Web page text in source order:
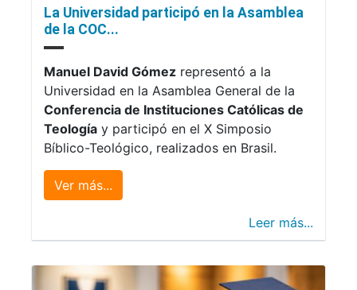
La Universidad participó en la Asamblea
de la COC...
Manuel David Gómez representó a la
Universidad en la Asamblea General de la
Conferencia de Instituciones Católicas de
Teología y participó en el X Simposio
Bíblico-Teológico, realizados en Brasil.
Ver más...
Leer más...